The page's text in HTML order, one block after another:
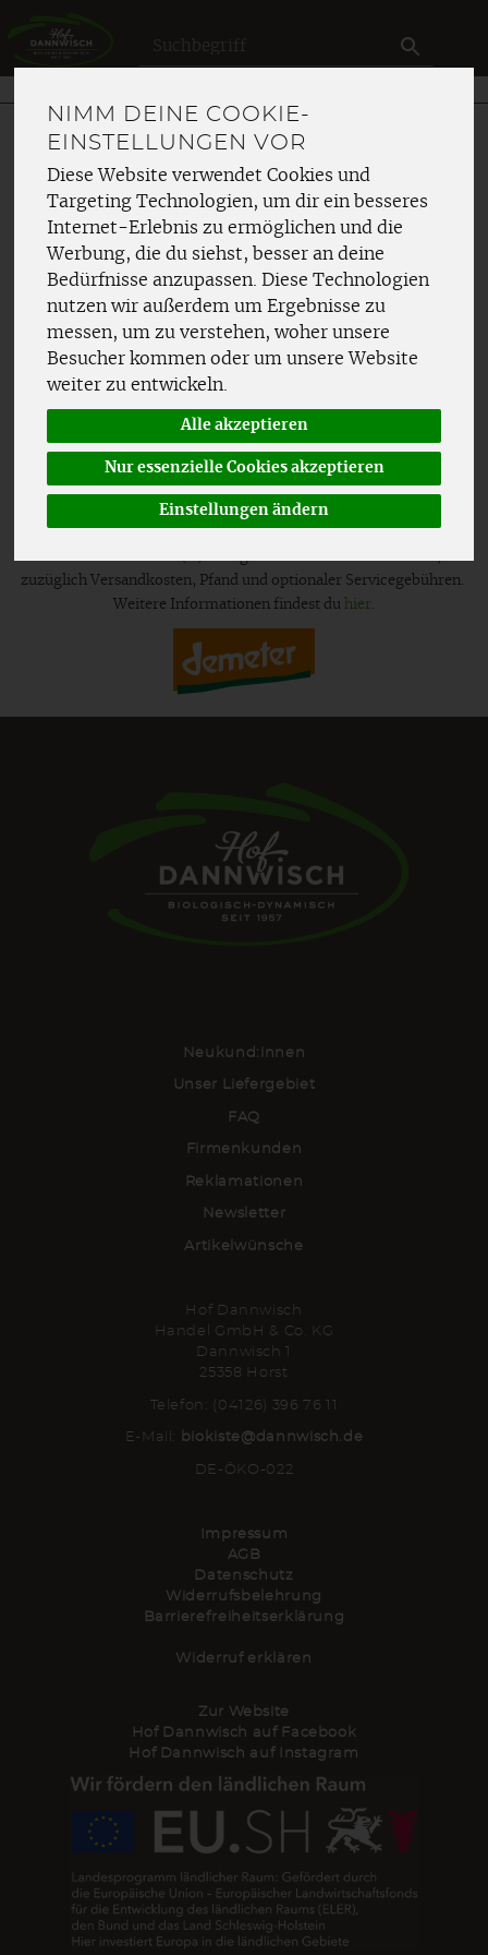
NIMM DEINE COOKIE-
EINSTELLUNGEN VOR
Diese Website verwendet Cookies und
Targeting Technologien, um dir ein besseres
Internet-Erlebnis zu ermöglichen und die
Werbung, die du siehst, besser an deine
Bedürfnisse anzupassen. Diese Technologien
nutzen wir außerdem um Ergebnisse zu
messen, um zu verstehen, woher unsere
Besucher kommen oder um unsere Website
weiter zu entwickeln.
Alle akzeptieren
Nur essenzielle Cookies akzeptieren
Einstellungen ändern
Produkte Speisekammer
Tortenguss & Geliermittel
PRODUKT "BLATT-
GELATINE, WEISS (VOM S
CHWEIN)" NICHT V
ERFÜGBAR.
Leider haben wir zu deiner Suche kein passendes
Produkt gefunden.
Hier kannst du uns deinen Artikelwunsch mitteilen.
zuzüglich Versandkosten, Pfand und optionaler Servicegebühren.
Weitere Informationen findest du hier.
Neukund:innen
Unser Liefergebiet
FAQ
Firmenkunden
Reklamationen
Newsletter
Artikelwünsche
Hof Dannwisch
Handel GmbH & Co. KG
Dannwisch 1
25358 Horst
Telefon: (04126) 396 76 11
E-Mail: biokiste@dannwisch.de
DE-ÖKO-022
Impressum
AGB
Datenschutz
Widerrufsbelehrung
Barrierefreiheitserklärung
Widerruf erklären
Zur Website
Hof Dannwisch auf Facebook
Hof Dannwisch auf Instagram